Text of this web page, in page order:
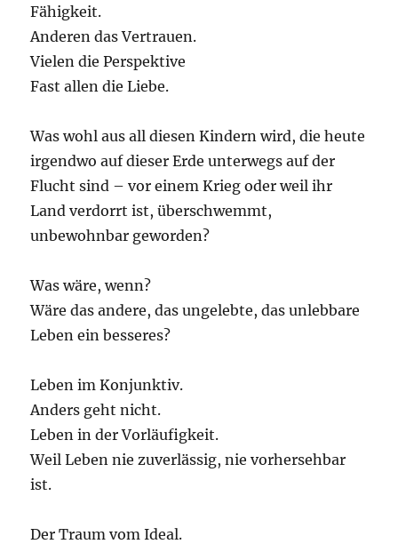
Fähigkeit.
Anderen das Vertrauen.
Vielen die Perspektive
Fast allen die Liebe.
Was wohl aus all diesen Kindern wird, die heute
irgendwo auf dieser Erde unterwegs auf der
Flucht sind – vor einem Krieg oder weil ihr
Land verdorrt ist, überschwemmt,
unbewohnbar geworden?
Was wäre, wenn?
Wäre das andere, das ungelebte, das unlebbare
Leben ein besseres?
Leben im Konjunktiv.
Anders geht nicht.
Leben in der Vorläufigkeit.
Weil Leben nie zuverlässig, nie vorhersehbar
ist.
Der Traum vom Ideal.